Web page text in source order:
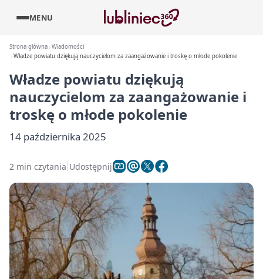
MENU
Strona główna Wiadomości
Władze powiatu dziękują nauczycielom za zaangażowanie i troskę o młode pokolenie
Władze powiatu dziękują
nauczycielom za zaangażowanie i
troskę o młode pokolenie
14 października 2025
2 min czytania Udostępnij